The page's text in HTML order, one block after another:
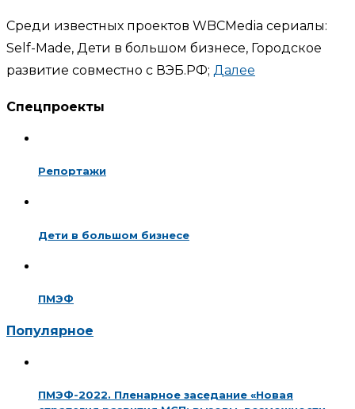
Среди известных проектов WBCMedia сериалы:
Self-Made, Дети в большом бизнесе, Городское
развитие совместно с ВЭБ.РФ; Далее
Спецпроекты
Репортажи
Дети в большом бизнесе
ПМЭФ
Популярное
ПМЭФ-2022. Пленарное заседание «Новая